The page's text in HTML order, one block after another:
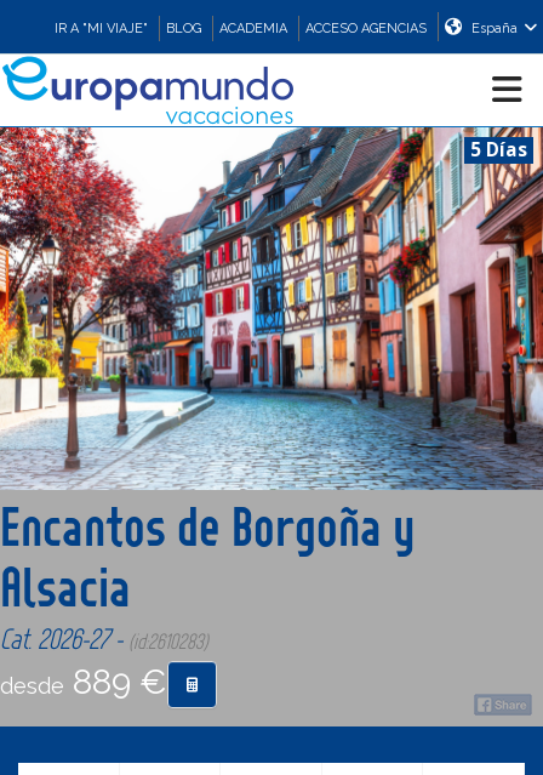
IR A "MI VIAJE" BLOG ACADEMIA ACCESO AGENCIAS España
CRUCEROS
EUROPA
ASIA
ORIENTE
PROMOCIONES
COMPRAR
5 Días
Encantos de Borgoña y
Alsacia
Cat. 2026-27 - (id:2610283)
desde 889 €